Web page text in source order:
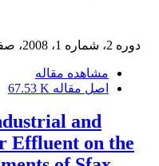
دوره 2، شماره 1، 2008، صفحه
مشاهده مقاله
اصل مقاله 67.53 K
and
Effluent on the